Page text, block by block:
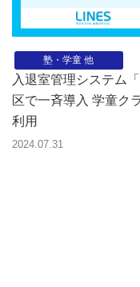
塾・学童 他
入退室管理システム
区で一斉導入 学童ク
利用
2024.07.31